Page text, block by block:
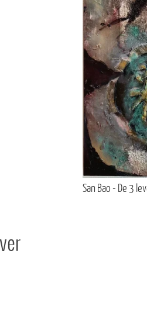
San Bao - De 3